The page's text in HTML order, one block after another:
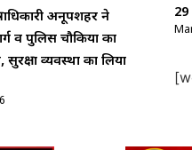
अनूपशहर ने
व पुलिस चौकियों का
सुरक्षा व्यवस्था का लिया
29